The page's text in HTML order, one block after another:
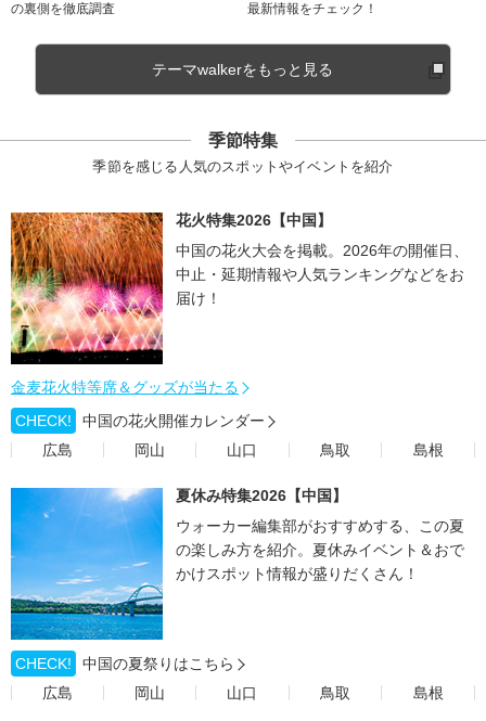
の裏側を徹底調査
最新情報をチェック！
テーマwalkerをもっと見る
季節特集
季節を感じる人気のスポットやイベントを紹介
花火特集2026【中国】
中国の花火大会を掲載。2026年の開催日、
中止・延期情報や人気ランキングなどをお
届け！
金麦花火特等席＆グッズが当たる
CHECK!
中国の花火開催カレンダー
広島
岡山 山口 鳥取 島根
夏休み特集2026【中国】
ウォーカー編集部がおすすめする、この夏
の楽しみ方を紹介。夏休みイベント＆おで
かけスポット情報が盛りだくさん！
CHECK!
中国の夏祭りはこちら
広島
岡山 山口 鳥取 島根